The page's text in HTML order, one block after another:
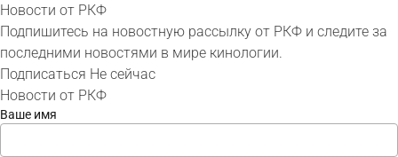
Новости от РКФ
Подпишитесь на новостную рассылку от РКФ и следите за
последними новостями в мире кинологии.
Подписаться Не сейчас
Новости от РКФ
Ваше имя